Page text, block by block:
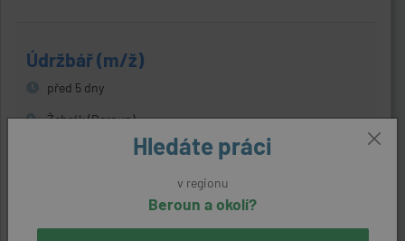
Údržbář (m/ž)
před 5 dny
Žebrák (Beroun)
Hofmann Wizard s.r.o. Plzeň Prešovská 4 301 00 Plzeň
Hledáte práci
v regionu
Beroun a okolí?